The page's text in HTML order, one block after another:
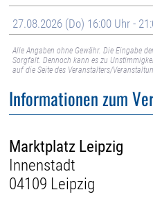
27.08.2026 (Do) 16:00 Uhr -
Alle Angaben ohne Gewähr. Die Eingabe
Sorgfalt. Dennoch kann es zu
auf die Seite des Veranstalters/
Informationen zum
Marktplatz Leipzig
Innenstadt
04109 Leipzig